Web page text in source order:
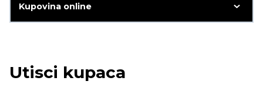
Kupovina online
Utisci kupaca